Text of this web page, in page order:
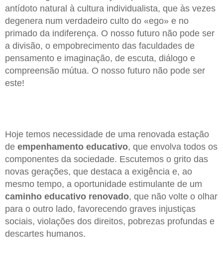
antídoto natural à cultura individualista, que às vezes
degenera num verdadeiro culto do «ego» e no
primado da indiferença. O nosso futuro não pode ser
a divisão, o empobrecimento das faculdades de
pensamento e imaginação, de escuta, diálogo e
compreensão mútua. O nosso futuro não pode ser
este!
Hoje temos necessidade de uma renovada estação
de empenhamento educativo, que envolva todos os
componentes da sociedade. Escutemos o grito das
novas gerações, que destaca a exigência e, ao
mesmo tempo, a oportunidade estimulante de um
caminho educativo renovado, que não volte o olhar
para o outro lado, favorecendo graves injustiças
sociais, violações dos direitos, pobrezas profundas e
descartes humanos.